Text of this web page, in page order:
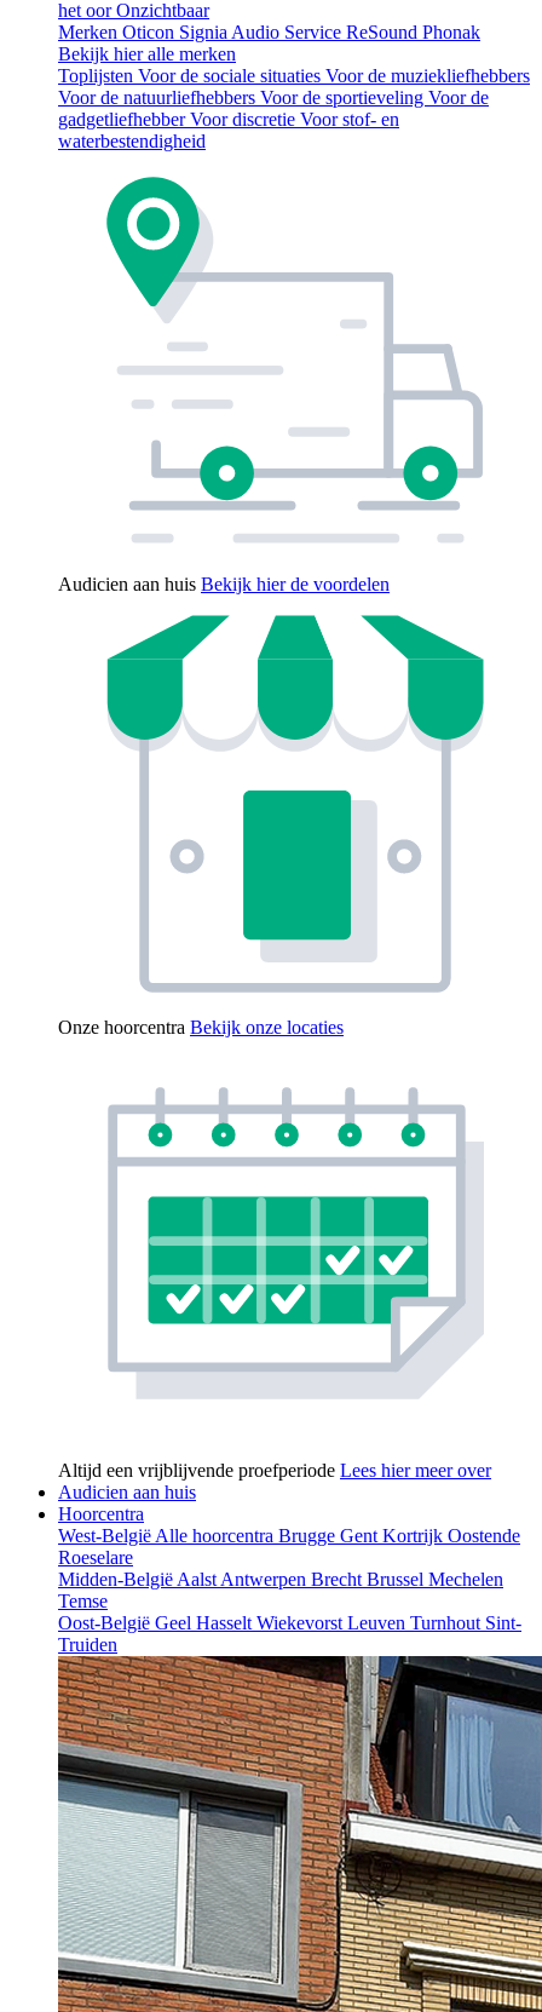
het oorOnzichtbaar
Merken Oticon Signia Audio Service ReSound Phonak
Bekijk hier alle merken
Toplijsten Voor de sociale situaties Voor de muziekliefhebbers
Voor de natuurliefhebbers Voor de sportieveling Voor de
gadgetliefhebberVoor discretie Voor stof- en
waterbestendigheid
Audicien aan huis Bekijk hier de voordelen
Onze hoorcentra Bekijk onze locaties
Altijd een vrijblijvende proefperiode Lees hier meer over
Audicien aan huis
Hoorcentra
West-België Alle hoorcentra Brugge Gent Kortrijk Oostende
Roeselare
Midden-België Aalst Antwerpen Brecht Brussel Mechelen
Temse
Oost-België Geel Hasselt Wiekevorst Leuven Turnhout Sint-
Truiden